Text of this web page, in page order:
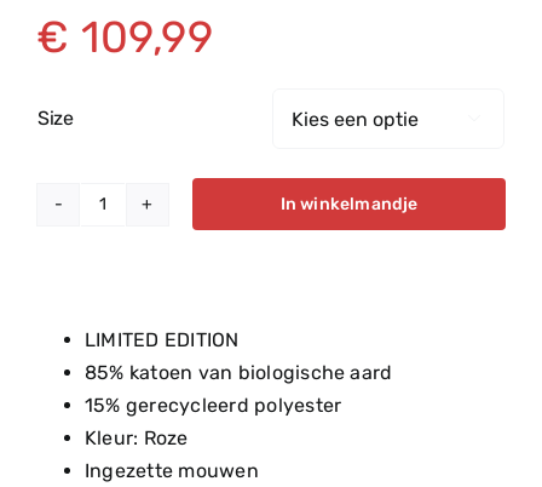
€ 109,99
Size
LM
aantal
In winkelmandje
LIMITED EDITION
85% katoen van biologische aard
15% gerecycleerd polyester
Kleur: Roze
Ingezette mouwen